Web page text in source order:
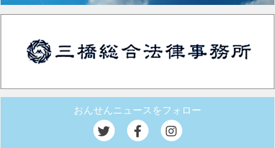
おんせんニュースをフォロー